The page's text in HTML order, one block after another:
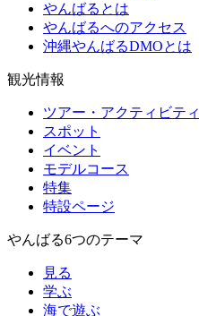
やんばるとは
やんばるへのアクセス
沖縄やんばるDMOとは
観光情報
ツアー・アクティビティ
スポット
イベント
モデルコース
特集
特設ページ
やんばる6つのテーマ
見る
学ぶ
海で遊ぶ